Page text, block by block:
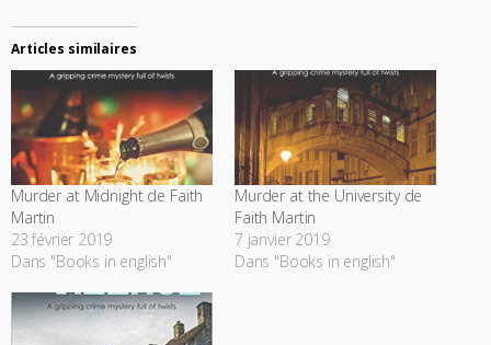
Articles similaires
Murder at Midnight de Faith
Martin
23 février 2019
Dans "Books in english"
Murder at the University de
Faith Martin
7 janvier 2019
Dans "Books in english"